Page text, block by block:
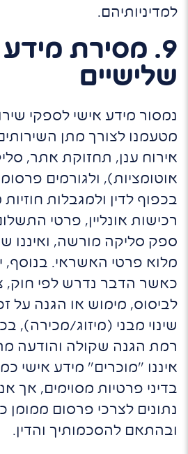
למדיניותיהם.
9. מסירת
שלישיים
נמסור מידע אישי לספקי
מטעמנו לצורך מתן
אירוח ענן, תחזוקת אתר,
אוטומציות), ולגורמים
בכפוף לדין ולמגבלות
רכישות אונליין, פרטי
ספק סליקה מורשה, ואיננו
מלוא פרטי האשראי. בנוסף,
כאשר הדבר נדרש לפי חוק,
לביסוס, מימוש או הגנה על
שינוי מבני (מיזוג/מכירה),
רמת הגנה שקולה והודעה
איננו "מוכרים" מידע אישי
בדיני פרטיות מסוימים, אך
נתונים לצרכי פרסום ממומן
ובהתאם להסכמותיך והדין.